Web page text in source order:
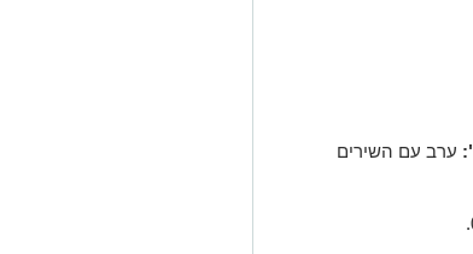
ערב עם השירים